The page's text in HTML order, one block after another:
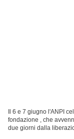
Il 6 e 7 giugno l'ANPI
fondazione , che
due giorni dalla